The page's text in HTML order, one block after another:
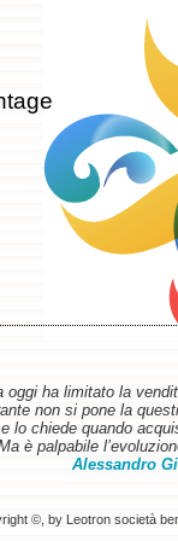
oggi ha limitato la
non si pone la
lo chiede quando
è palpabile
Alessandro
©, by Leotron società